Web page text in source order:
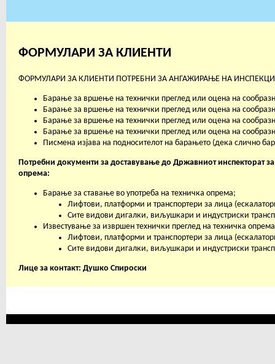
ФОРМУЛАРИ ЗА КЛИЕНТИ
ФОРМУЛАРИ ЗА КЛИЕНТИ ПОТРЕБНИ ЗА АНГАЖИРАЊЕ НА
Барање за вршење на технички преглед или оцена на
Барање за вршење на технички преглед или оцена на
Барање за вршење на технички преглед или оцена на
Барање за вршење на технички преглед или оцена на
Писмена изјава на подносителот на барањето (дека слично
Потребни документи за доставување до Државниот инспекторат
опрема:
Барање за ставање во употреба на техничка опрема;
Лифтови, платформи и транспортери за лица
Сите видови дигалки, виљушкари и индустриски
Известување за извршен технички преглед на техничка
Лифтови, платформи и транспортери за лица
Сите видови дигалки, виљушкари и индустриски
Лице за контакт: Душко Спироски